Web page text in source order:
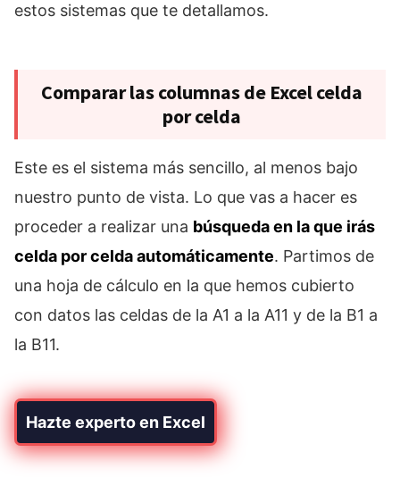
estos sistemas que te detallamos.
Comparar las columnas de Excel celda
por celda
Este es el sistema más sencillo, al menos bajo
nuestro punto de vista. Lo que vas a hacer es
proceder a realizar una búsqueda en la que irás
celda por celda automáticamente. Partimos de
una hoja de cálculo en la que hemos cubierto
con datos las celdas de la A1 a la A11 y de la B1 a
la B11.
Hazte experto en Excel